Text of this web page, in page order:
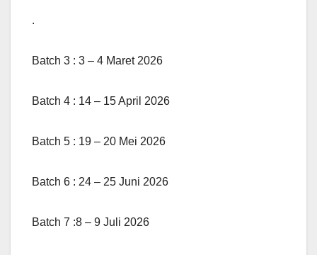
.
Batch 3 : 3 – 4 Maret 2026
Batch 4 : 14 – 15 April 2026
Batch 5 : 19 – 20 Mei 2026
Batch 6 : 24 – 25 Juni 2026
Batch 7 :8 – 9 Juli 2026